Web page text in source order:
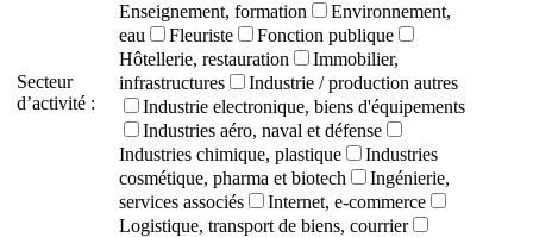
Secteur
d’activité :
Enseignement, formation
Environnement,
eau
Fleuriste
Fonction publique
Hôtellerie, restauration
Immobilier,
infrastructures
Industrie / production autres
Industrie electronique, biens d'équipements
Industries aéro, naval et défense
Industries chimique, plastique
Industries
cosmétique, pharma et biotech
Ingénierie,
services associés
Internet, e-commerce
Logistique, transport de biens, courrier